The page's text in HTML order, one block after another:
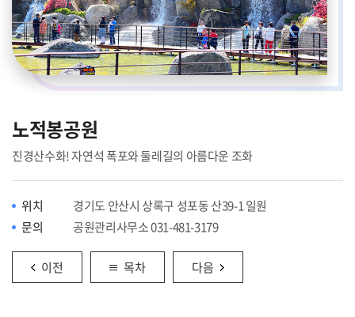
노적봉공원
진경산수화! 자연석 폭포와 둘레길의 아름다운 조화
위치
경기도 안산시 상록구 성포동 산39-1 일원
문의
공원관리사무소031-481-3179
이전 목차 다음